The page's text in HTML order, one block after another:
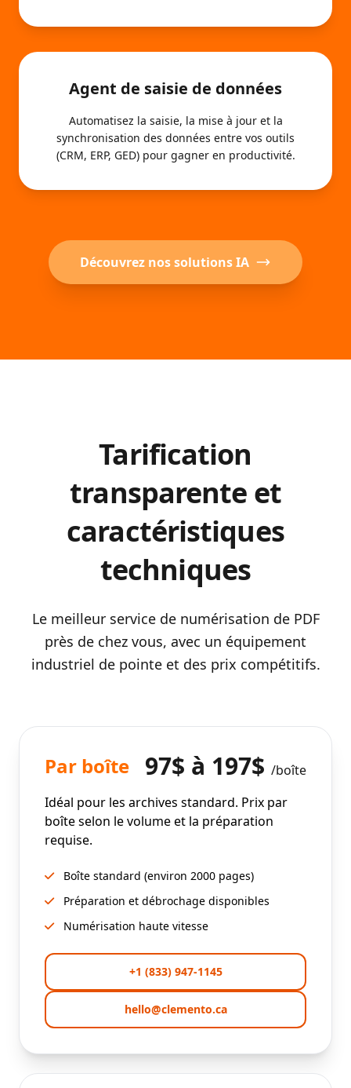
Agent de saisie de données
Automatisez la saisie, la mise à jour et la
synchronisation des données entre vos outils
(CRM, ERP, GED) pour gagner en productivité.
Découvrez nos solutions IA
Tarification
transparente et
caractéristiques
techniques
Le meilleur service de numérisation de PDF
près de chez vous, avec un équipement
industriel de pointe et des prix compétitifs.
Par boîte 97$ à 197$ /boîte
Idéal pour les archives standard. Prix par
boîte selon le volume et la préparation
requise.
Boîte standard (environ 2000 pages)
Préparation et débrochage disponibles
Numérisation haute vitesse
+1 (833) 947-1145
hello@clemento.ca